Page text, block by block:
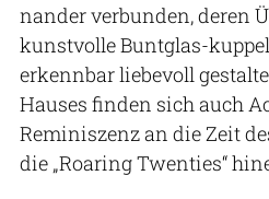
nander verbunden, deren
kunstvolle Buntglas-
erkennbar liebevoll
Hauses finden sich auch
Reminiszenz an die Zeit
die „Roaring Twenties“